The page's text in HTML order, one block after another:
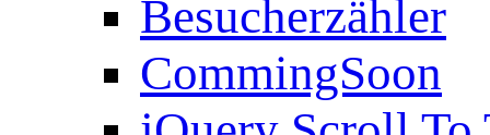
Besucherzähler
CommingSoon